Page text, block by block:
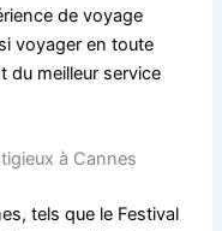
de voyage
voyager en toute
du meilleur service
à Cannes
tels que le Festival